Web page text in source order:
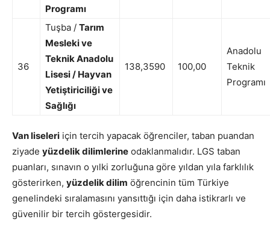
Programı
36
Tuşba / Tarım
Mesleki ve
Teknik Anadolu
Lisesi / Hayvan
Yetiştiriciliği ve
Sağlığı
138,3590 100,00
Anadolu
Teknik
Programı
Van liseleri için tercih yapacak öğrenciler, taban puandan
ziyade yüzdelik dilimlerine odaklanmalıdır. LGS taban
puanları, sınavın o yılki zorluğuna göre yıldan yıla farklılık
gösterirken, yüzdelik dilim öğrencinin tüm Türkiye
genelindeki sıralamasını yansıttığı için daha istikrarlı ve
güvenilir bir tercih göstergesidir.